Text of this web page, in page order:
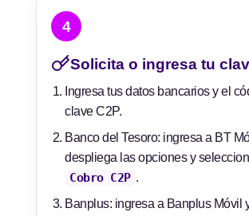
4
Solicita o ingresa tu
Ingresa tus datos bancarios y el
clave C2P.
Banco del Tesoro: ingresa a BT
despliega las opciones y
Cobro C2P .
Banplus: ingresa a Banplus Móvil